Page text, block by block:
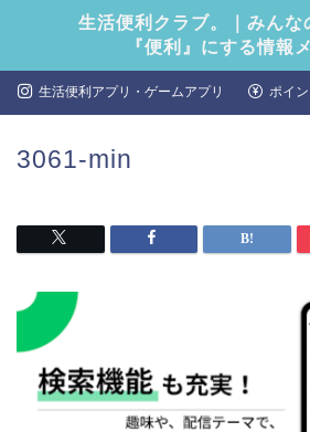
生活便利クラブ。｜みんな
『便利』にする情報
生活便利アプリ・ゲームアプリ ポイ
3061-min